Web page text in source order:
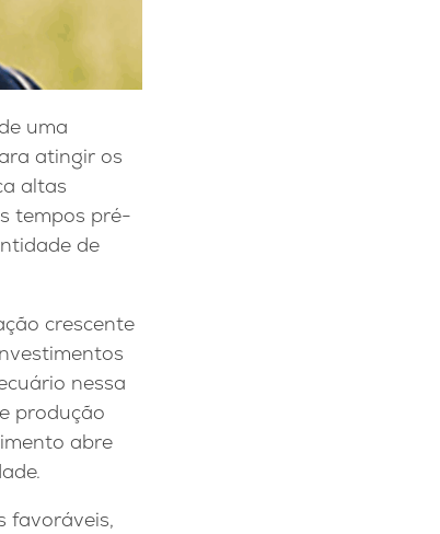
uma
atingir os
altas
tempos pré-
de
crescente
nessa
produção
abre
favoráveis,